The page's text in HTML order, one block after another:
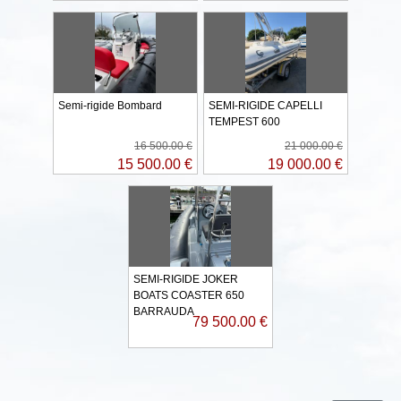
Semi-rigide Bombard
16 500.00 €
15 500.00 €
SEMI-RIGIDE CAPELLI
TEMPEST 600
21 000.00 €
19 000.00 €
SEMI-RIGIDE JOKER
BOATS COASTER 650
BARRAUDA
79 500.00 €